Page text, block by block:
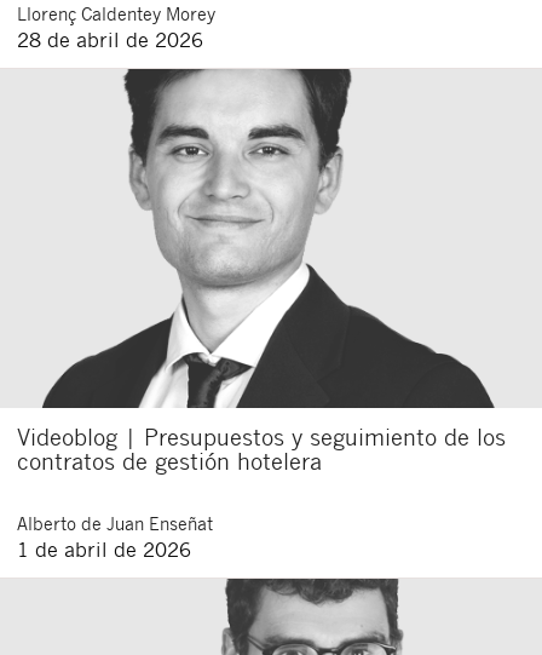
Llorenç Caldentey Morey
28 de abril de 2026
Videoblog | Presupuestos y seguimiento de los
contratos de gestión hotelera
Alberto de Juan Enseñat
1 de abril de 2026